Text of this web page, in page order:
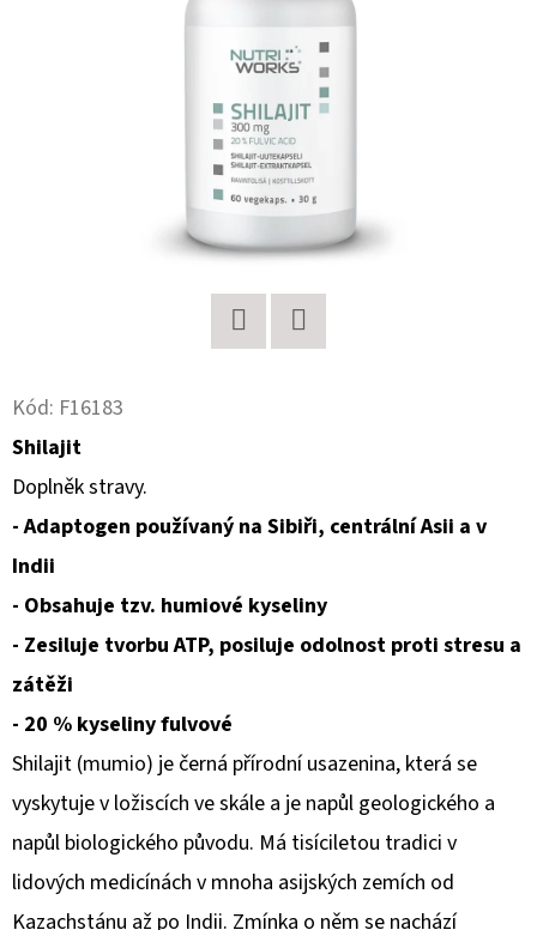
Kód: F16183
Shilajit
Doplněk stravy.
- Adaptogen používaný na Sibiři, centrální Asii a v
Indii
- Obsahuje tzv. humiové kyseliny
- Zesiluje tvorbu ATP, posiluje odolnost proti stresu a
zátěži
- 20 % kyseliny fulvové
Shilajit (mumio) je černá přírodní usazenina, která se
vyskytuje v ložiscích ve skále a je napůl geologického a
napůl biologického původu. Má tisíciletou tradici v
lidových medicínách v mnoha asijských zemích od
Kazachstánu až po Indii. Zmínka o něm se nachází
D
O
P
O
R
U
Č
U
J
E